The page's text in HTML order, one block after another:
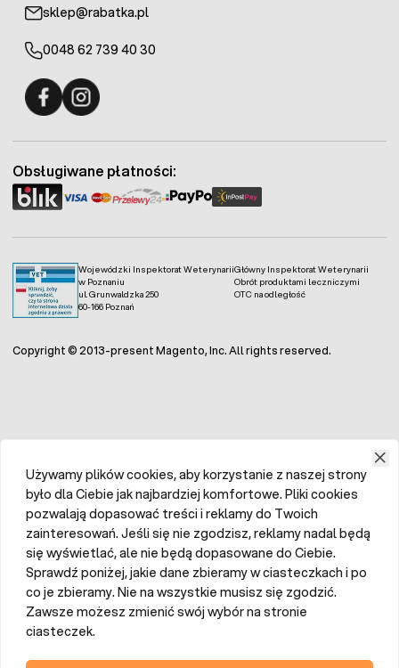
sklep@rabatka.pl
0048 62 739 40 30
Wojewódzki Inspektorat Weterynarii
w Poznaniu
ul. Grunwaldzka 250
60-166 Poznań
Główny Inspektorat Weterynarii
Obrót produktami leczniczymi
OTC na odległość
Obsługiwane płatności:
Copyright © 2013-present Magento, Inc. All rights reserved.
Używamy plików cookies, aby korzystanie z naszej strony
było dla Ciebie jak najbardziej komfortowe. Pliki cookies
pozwalają dopasować treści i reklamy do Twoich
zainteresowań. Jeśli się nie zgodzisz, reklamy nadal będą
się wyświetlać, ale nie będą dopasowane do Ciebie.
Sprawdź poniżej, jakie dane zbieramy w ciasteczkach i po
co je zbieramy. Nie na wszystkie musisz się zgodzić.
Zawsze możesz zmienić swój wybór na stronie
ciasteczek.